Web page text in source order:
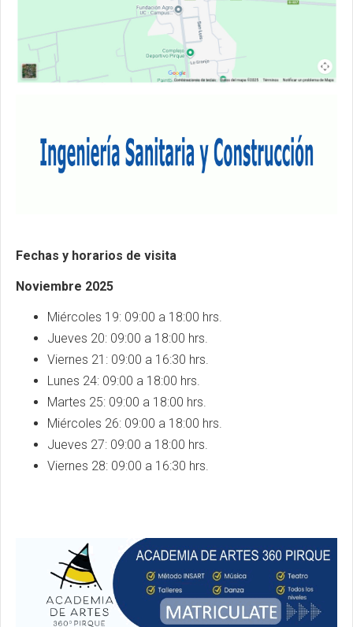
Fechas y horarios de visita
Noviembre 2025
Miércoles 19: 09:00 a 18:00 hrs.
Jueves 20: 09:00 a 18:00 hrs.
Viernes 21: 09:00 a 16:30 hrs.
Lunes 24: 09:00 a 18:00 hrs.
Martes 25: 09:00 a 18:00 hrs.
Miércoles 26: 09:00 a 18:00 hrs.
Jueves 27: 09:00 a 18:00 hrs.
Viernes 28: 09:00 a 16:30 hrs.